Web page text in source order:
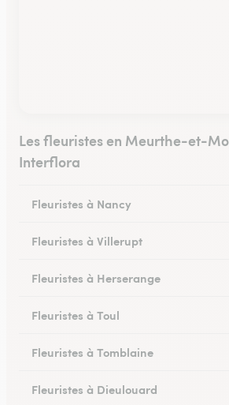
Les fleuristes en Meurthe-et-
Interflora
Fleuristes à Nancy
Fleuristes à Villerupt
Fleuristes à Herserange
Fleuristes à Toul
Fleuristes à Tomblaine
Fleuristes à Dieulouard